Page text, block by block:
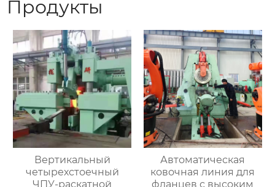
Продукты
Вертикальный
четырехстоечный
ЧПУ-раскатной
Автоматическая
ковочная линия для
фланцев с высоким